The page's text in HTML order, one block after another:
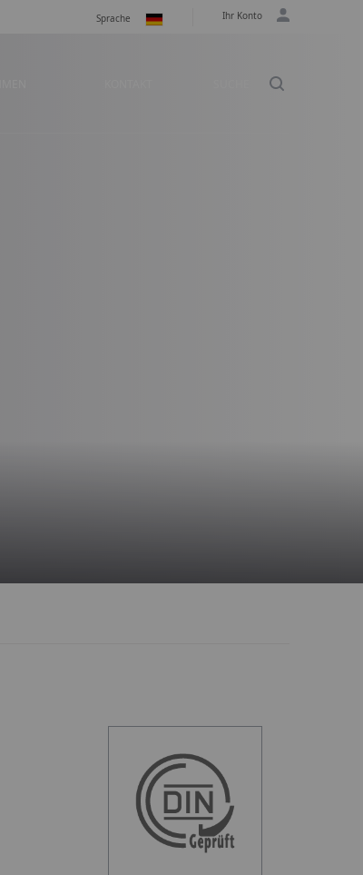
Sprache Ihr Konto